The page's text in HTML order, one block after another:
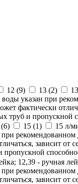
12 (9) 13 (2)
воды указан при
фактически
труб и пропускной
6) 15 (1)
15 л/
при рекомендованном
зависит от
пропускной
12,39 - ручная
при рекомендованном
зависит от